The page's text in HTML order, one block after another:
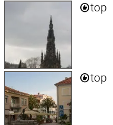
top
top